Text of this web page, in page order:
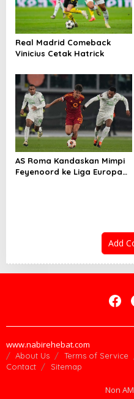
Real Madrid Comeback
Vinicius Cetak Hatrick
AS Roma Kandaskan Mimpi
Feyenoord ke Liga Europa
Add
www.nabirehebat.com
About Us Terms of Service
Contact
Sitemap
Non